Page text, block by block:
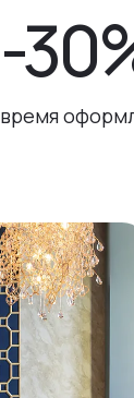
-
время